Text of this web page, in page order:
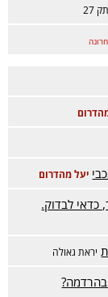
27
יעל מהדרום
כדאי לבדוק.
יראת גאולה
בהרדמה?